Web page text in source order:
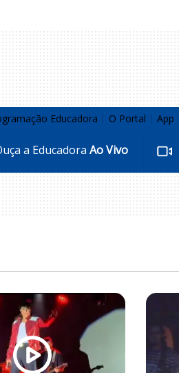
Educadora O Portal App
a EducadoraAo Vivo